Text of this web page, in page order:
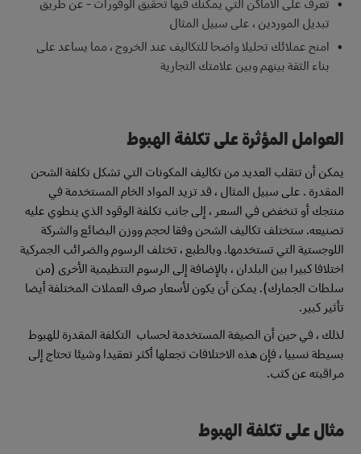
تعرف على الأماكن التي يمكنك فيها تحقيق الوفورات - عن طريق
تبديل الموردين ، على سبيل المثال
امنح عملائك تحليلا واضحا للتكاليف عند الخروج ، مما يساعد على
بناء الثقة بينهم وبين علامتك التجارية
العوامل المؤثرة على تكلفة الهبوط
يمكن أن تتقلب العديد من تكاليف المكونات التي تشكل تكلفة الشحن
المقدرة . على سبيل المثال ، قد تزيد المواد الخام المستخدمة في
منتجك أو تنخفض في السعر ، إلى جانب تكلفة الوقود الذي ينطوي عليه
تصنيعه. ستختلف تكاليف الشحن وفقا لحجم ووزن البضائع والشركة
اللوجستية التي تستخدمها. وبالطبع ، تختلف الرسوم والضرائب الجمركية
اختلافا كبيرا بين البلدان ، بالإضافة إلى الرسوم التنظيمية الأخرى (من
سلطات الجمارك). يمكن أن يكون لأسعار صرف العملات المختلفة أيضا
تأثير كبير.
لذلك ، في حين أن الصيغة المستخدمة لحساب التكلفة المقدرة للهبوط
بسيطة نسبيا ، فإن هذه الاختلافات تجعلها أكثر تعقيدا وشيئا تحتاج إلى
مراقبته عن كثب.
مثال على تكلفة الهبوط